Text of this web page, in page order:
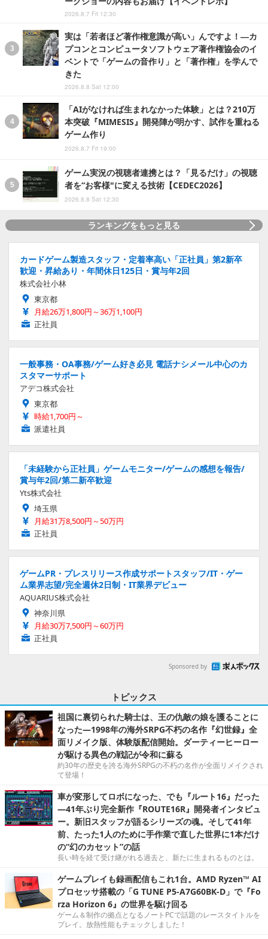
2026.8.7 Fri 12:30
実は「若者ほど著作権意識が高い」んですよ！―カ
プコンとコンピュータソフトウェア著作権協会のイ
ベントで「ゲームの音作り」と「著作権」を学んで
きた
2026.8.8 Sat 12:00
「AIがなければ生まれなかった体験」とは？210万
本突破『MIMESIS』開発陣が明かす、試作を重ねる
ゲーム作り
2026.8.7 Fri 19:00
ゲーム実況の視聴者連携とは？「見るだけ」の視聴
者を“お客様"に変える技術【CEDEC2026】
2026.8.8 Sat 12:30
ランキングをもっと見る
カードゲーム製造スタッフ・定着率高い「正社員」第2新卒
歓迎・昇給あり・年間休日125日・賞与年2回
株式会社小林
東京都
月給26万1,800円～36万1,100円
正社員
一般事務・OA事務/ゲーム好き必見 電話ナシメール中心のカ
スタマーサポート
アデコ株式会社
東京都
時給1,700円～
派遣社員
「未経験から正社員」ゲームモニター/ゲームの感想を報告/
賞与年2回/第二新卒歓迎
Yts株式会社
埼玉県
月給31万8,500円～50万円
正社員
ゲームPR・プレスリリース作成サポートスタッフ/IT・ゲー
ム業界志望/完全週休2日制・IT業界デビュー
AQUARIUS株式会社
神奈川県
月給30万7,500円～60万円
正社員
Sponsored by
トピックス
祖国に裏切られた騎士は、王の仇敵の娘を護ることに
なった―1998年の海外SRPG不朽の名作『幻世録』全
面リメイク版、体験版配信開始。ダーティーヒーロー
が駆ける異色の戦記が令和に蘇る
約30年の歴史を誇る海外SRPGの不朽の名作が全面リメイクされ
て登場！
車が変形してロボになった、でも『ルート16』だった
―41年ぶり完全新作『ROUTE16R』開発者インタビュ
ー。新旧スタッフが語るシリーズの魂。そして41年
前、たった1人のために手作業で直した世界に1本だけ
の“幻のカセット”の話
長い時を経て受け継がれる過去と、新たに生まれるものとは。
ゲームプレイも録画配信もこれ1台。AMD Ryzen™ AI
プロセッサ搭載の「G TUNE P5-A7G60BK-D」で『Fo
rza Horizon 6』の世界を駆け回る
ゲーム＆制作の拠点となるノートPCで話題のレースタイトルを
プレイ。放熱性能もチェックしました！